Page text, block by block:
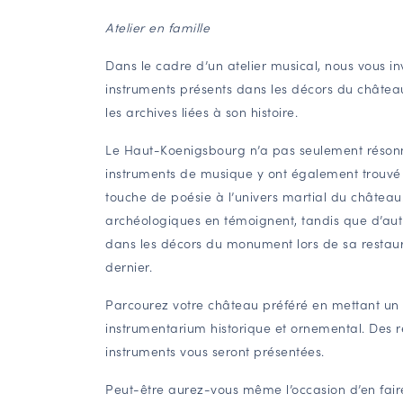
Atelier en famille
Dans le cadre d’un atelier musical, nous vous
instruments présents dans les décors du
les archives liées à son histoire.
Le Haut-Koenigsbourg n’a pas seulement
instruments de musique y ont également
touche de poésie à l’univers martial du
archéologiques en témoignent, tandis que
dans les décors du monument lors de sa
dernier.
Parcourez votre château préféré en mettant
instrumentarium historique et ornemental. Des
instruments vous seront présentées.
Peut-être aurez-vous même l’occasion d’en